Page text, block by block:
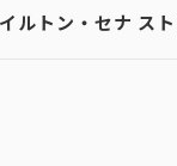
ルトン・セナ ス